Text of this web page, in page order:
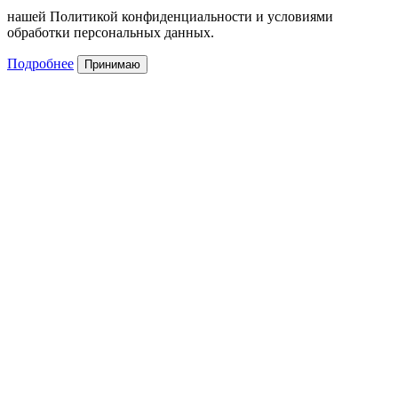
нашей Политикой конфиденциальности и условиями
обработки персональных данных.
Подробнее Принимаю